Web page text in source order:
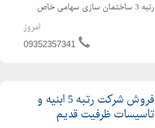
رتبه 3 ساختمان سازی سهامی خاص
بدهی مالیاتی و بیمه ارزش افزوده مفاصا
امروز
09352357341
فروش شرکت رتبه 5 ابنیه و
تاسیسات ظرفیت قدیم